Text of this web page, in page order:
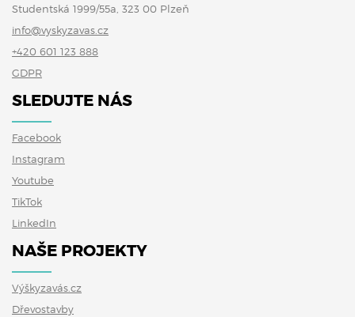
Studentská 1999/55a, 323 00 Plzeň
info@vyskyzavas.cz
+420 601 123 888
GDPR
SLEDUJTE NÁS
Facebook
Instagram
Youtube
TikTok
LinkedIn
NAŠE PROJEKTY
Výškyzavás.cz
Dřevostavby